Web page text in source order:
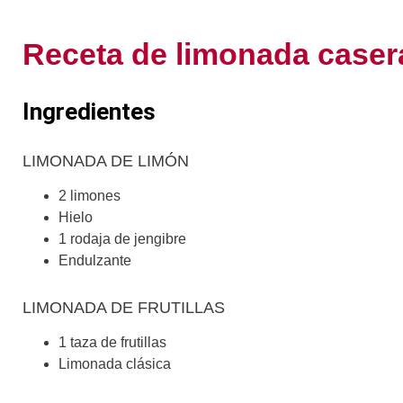
Receta de limonada
Ingredientes
LIMONADA DE LIMÓN
2 limones
Hielo
1 rodaja de jengibre
Endulzante
LIMONADA DE FRUTILLAS
1 taza de frutillas
Limonada clásica